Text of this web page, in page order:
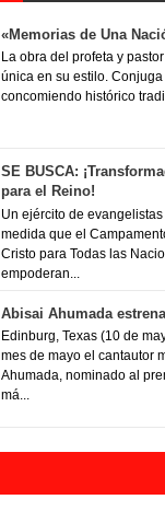
«Memorias de Una
La obra del profeta y
única en su estilo.
concomiendo histórico
SE BUSCA:
para el Reino!
Un ejército de
medida que el
Cristo para Todas las
empoderan...
Abisai Ahumada
Edinburg, Texas (10 de
mes de mayo el cantautor
Ahumada, nominado al
má...